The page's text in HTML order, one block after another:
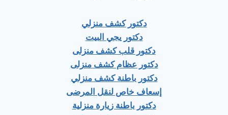
دكتور كشف منزلي
دكتور يجي البيت
دكتور قلب كشف منزلى
دكتور عظام كشف منزلى
دكتور باطنة كشف منزلي
إسعاف خاص لنقل المرضى
دكتور باطنة زيارة منزلية